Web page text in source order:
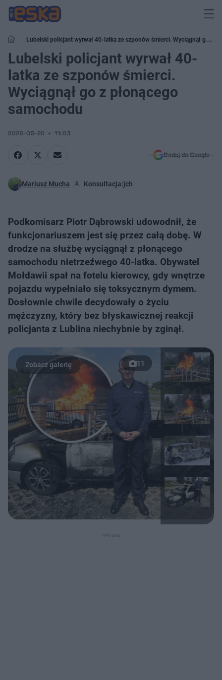
Lubelski policjant wyrwał 40-latka ze szponów śmierci. Wyciągnął go z
płonącego samochodu
Lubelski policjant wyrwał 40-
latka ze szponów śmierci.
Wyciągnął go z płonącego
samochodu
2026-05-20 11:03
Dodaj do Google
Mariusz Mucha Konsultacja:jch
Podkomisarz Piotr Dąbrowski udowodnił, że
funkcjonariuszem jest się przez całą dobę. W
drodze na służbę wyciągnął z płonącego
samochodu nietrzeźwego 40-latka. Obywatel
Mołdawii spał na fotelu kierowcy, gdy wnętrze
pojazdu wypełniało się toksycznym dymem.
Dosłownie chwile decydowały o życiu
mężczyzny, który bez błyskawicznej reakcji
policjanta z Lublina niechybnie by zginął.
11